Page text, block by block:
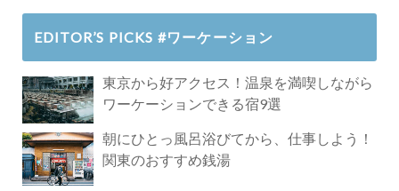
EDITOR’S PICKS #ワーケーション
東京から好アクセス！温泉を満喫しながら
ワーケーションできる宿9選
朝にひとっ風呂浴びてから、仕事しよう！
関東のおすすめ銭湯